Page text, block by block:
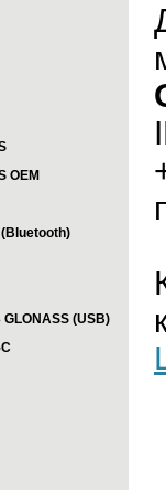
OEM
(USB)